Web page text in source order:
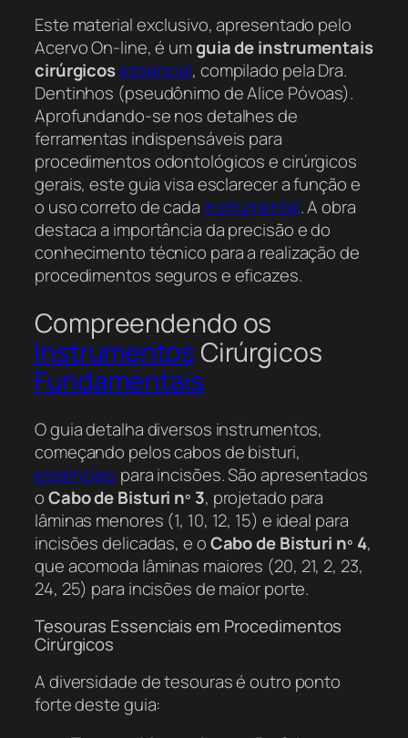
Este material exclusivo, apresentado pelo
Acervo On-line, é umguia de instrumentais
cirúrgicosessencial, compilado pela Dra.
Dentinhos (pseudônimo de Alice Póvoas).
Aprofundando-se nos detalhes de
ferramentas indispensáveis para
procedimentos odontológicos e cirúrgicos
gerais, este guia visa esclarecer a função e
o uso correto de cada instrumental. A obra
destaca a importância da precisão e do
conhecimento técnico para a realização de
procedimentos seguros e eficazes.
Compreendendo os
Instrumentos Cirúrgicos
Fundamentais
O guia detalha diversos instrumentos,
começando pelos cabos de bisturi,
essenciais para incisões. São apresentados
oCabo de Bisturi nº 3, projetado para
lâminas menores (1, 10, 12, 15) e ideal para
incisões delicadas, e oCabo de Bisturi nº 4,
que acomoda lâminas maiores (20, 21, 2, 23,
24, 25) para incisões de maior porte.
Tesouras Essenciais em Procedimentos
Cirúrgicos
A diversidade de tesouras é outro ponto
forte deste guia: